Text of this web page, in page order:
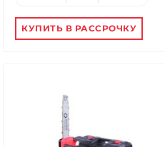
КУПИТЬ В РАССРОЧКУ